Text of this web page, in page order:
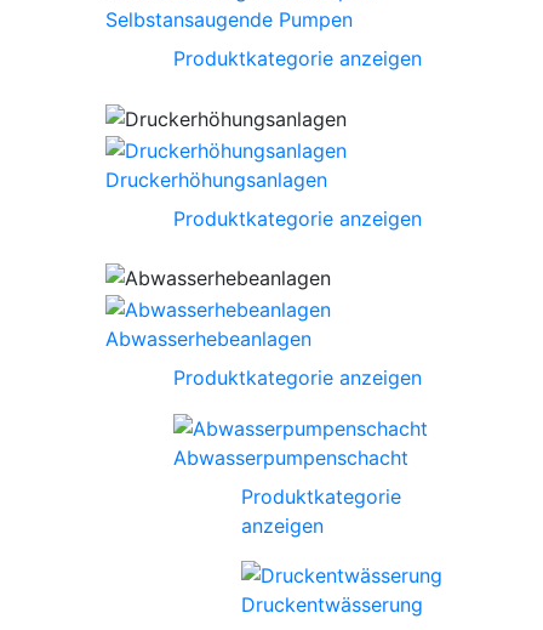
Selbstansaugende Pumpen
Produktkategorie anzeigen
Druckerhöhungsanlagen
Produktkategorie anzeigen
Abwasserhebeanlagen
Produktkategorie anzeigen
Abwasserpumpenschacht
Produktkategorie
anzeigen
Druckentwässerung